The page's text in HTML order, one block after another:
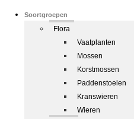
Soortgroepen
Flora
Vaatplanten
Mossen
Korstmossen
Paddenstoelen
Kranswieren
Wieren